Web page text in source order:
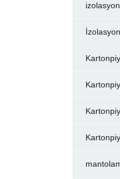
izolasyon